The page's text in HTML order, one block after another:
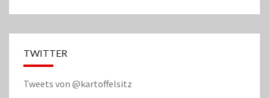
TWITTER
Tweets von @kartoffelsitz